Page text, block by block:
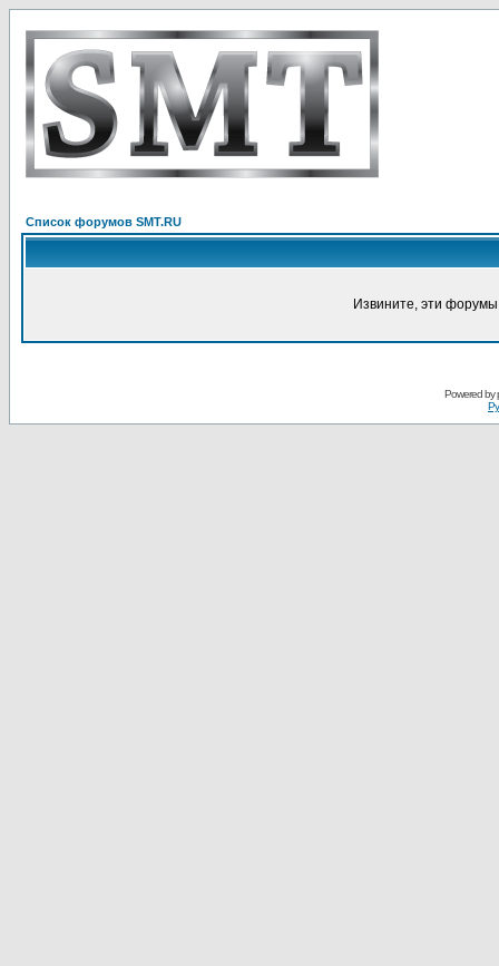
Список форумов SMT.RU
Извините, эти
Powered by